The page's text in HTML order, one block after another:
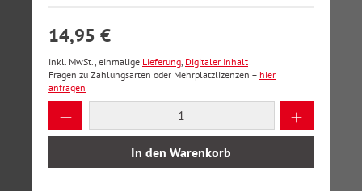
14,95 €
inkl. MwSt., einmalige Lieferung, Digitaler Inhalt
Fragen zu Zahlungsarten oder Mehrplatzlizenzen – hier
anfragen
Produkt Anzahl: Gib den gewünschten
In den Warenkorb